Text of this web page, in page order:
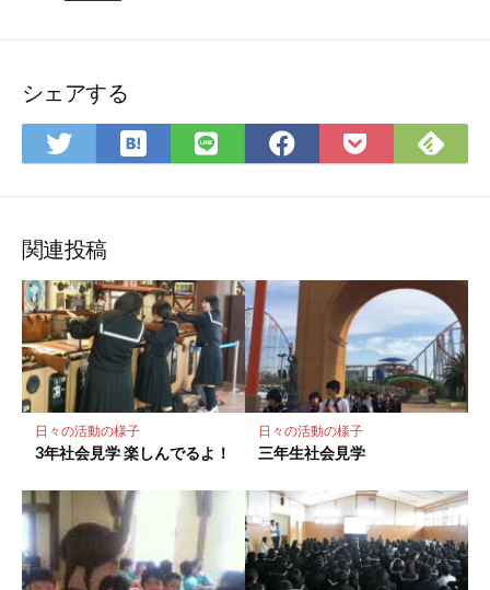
シェアする
Twitter
で
ア
は
て
ク
マ
ー
ク
に
保
LINE
で
Facebook
で
Pocket
に
で
関連投稿
日々の活動の様子
3年社会見学 楽しんでるよ！
日々の活動の様子
三年生社会見学